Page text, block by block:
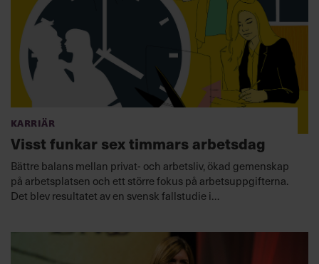
Karriär
Visst funkar sex timmars arbetsdag
Bättre balans mellan privat- och arbetsliv, ökad gemenskap
på arbetsplatsen och ett större fokus på arbetsuppgifterna.
Det blev resultatet av en svensk fallstudie i